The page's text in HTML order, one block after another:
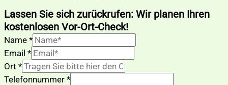
Lassen Sie sich zurückrufen: Wir planen Ihren
kostenlosen Vor-Ort-Check!
Name *
Email *
Ort *
Telefonnummer *